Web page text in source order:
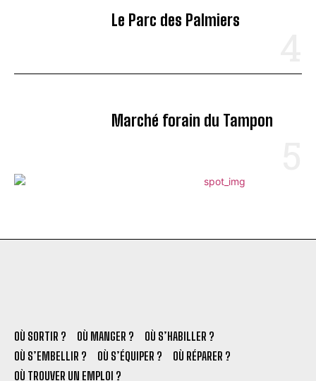
Le Parc des Palmiers
Marché forain du Tampon
OÙ SORTIR ? OÙ MANGER ?
OÙ S’HABILLER ?
OÙ S’EMBELLIR ?
OÙ S’ÉQUIPER ?
OÙ RÉPARER ?
OÙ TROUVER UN EMPLOI ?